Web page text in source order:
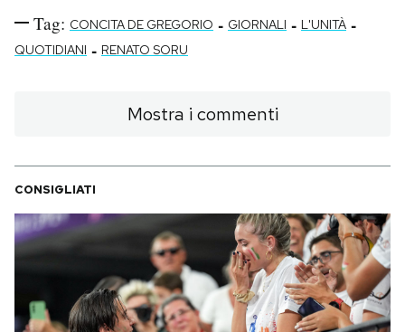
Tag: CONCITA DE GREGORIO - GIORNALI - L'UNITÀ -
QUOTIDIANI - RENATO SORU
Mostra i commenti
CONSIGLIATI